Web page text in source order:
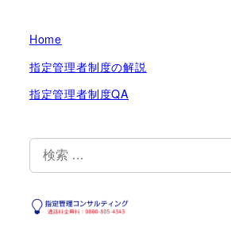
Home
指定管理者制度の解説
指定管理者制度QA
索